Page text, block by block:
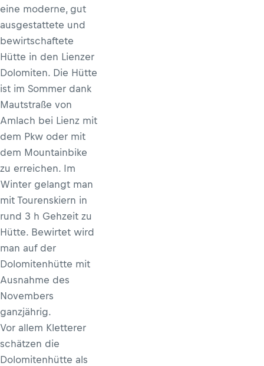
eine moderne, gut
ausgestattete und
bewirtschaftete
Hütte in den Lienzer
Dolomiten. Die Hütte
ist im Sommer dank
Mautstraße von
Amlach bei Lienz mit
dem Pkw oder mit
dem Mountainbike
zu erreichen. Im
Winter gelangt man
mit Tourenskiern in
rund 3 h Gehzeit zu
Hütte. Bewirtet wird
man auf der
Dolomitenhütte mit
Ausnahme des
Novembers
ganzjährig.
Vor allem Kletterer
schätzen die
Dolomitenhütte als